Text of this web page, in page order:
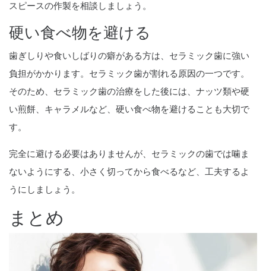
スピースの作製を相談しましょう。
硬い食べ物を避ける
歯ぎしりや食いしばりの癖がある方は、セラミック歯に強い
負担がかかります。セラミック歯が割れる原因の一つです。
そのため、セラミック歯の治療をした後には、ナッツ類や硬
い煎餅、キャラメルなど、硬い食べ物を避けることも大切で
す。
完全に避ける必要はありませんが、セラミックの歯では噛ま
ないようにする、小さく切ってから食べるなど、工夫するよ
うにしましょう。
まとめ